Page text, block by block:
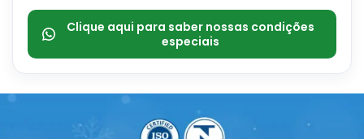
Clique aqui para saber nossas condições
especiais